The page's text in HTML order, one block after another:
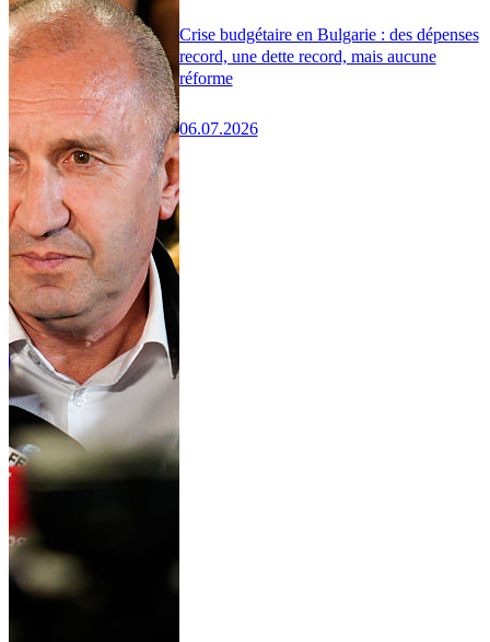
Crise budgétaire en Bulgarie : des dépenses
record, une dette record, mais aucune
réforme
06.07.2026